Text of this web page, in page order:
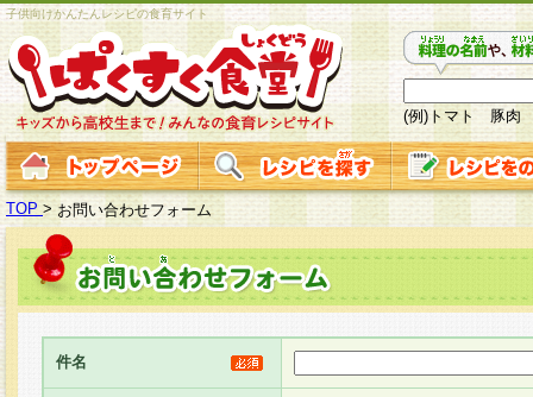
子供向けかんたんレシピの食育サイト
(例)トマト 豚肉
TOP > お問い合わせフォーム
件名